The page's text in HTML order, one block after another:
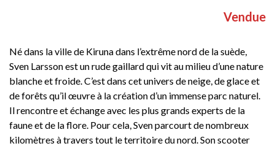
Vendue
Né dans la ville de Kiruna dans l’extrême nord de la suède,
Sven Larsson est un rude gaillard qui vit au milieu d’une nature
blanche et froide. C’est dans cet univers de neige, de glace et
de forêts qu’il œuvre à la création d’un immense parc naturel.
Il rencontre et échange avec les plus grands experts de la
faune et de la flore. Pour cela, Sven parcourt de nombreux
kilomètres à travers tout le territoire du nord. Son scooter